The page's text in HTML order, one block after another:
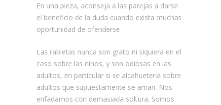
En una pieza, aconseja a las parejas a darse
el beneficio de la duda cuando exista muchas
oportunidad de ofenderse
Las rabietas nunca son grato ni siquiera en el
caso sobre las ninos, y son odiosas en las
adultos, en particular si se alcahueteria sobre
adultos que supuestamente se aman. Nos
enfadamos con demasiada soltura. Somos